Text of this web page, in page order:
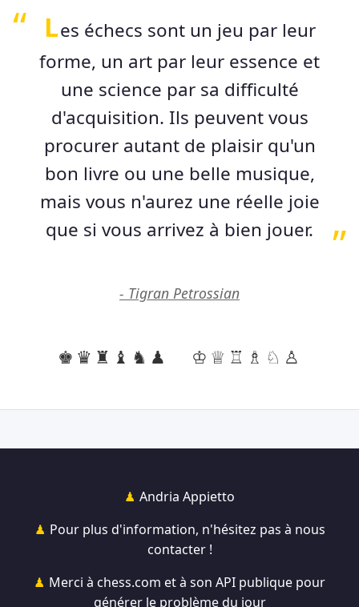
Les échecs sont un jeu par leur
forme, un art par leur essence et
une science par sa difficulté
d'acquisition. Ils peuvent vous
procurer autant de plaisir qu'un
bon livre ou une belle musique,
mais vous n'aurez une réelle joie
que si vous arrivez à bien jouer.
- Tigran Petrossian
♚♛♜♝♞♟ ♔♕♖♗♘♙
Andria Appietto
Pour plus d'information, n'hésitez pas à nous
contacter !
Merci à chess.com et à son API publique pour
générer le problème du jour